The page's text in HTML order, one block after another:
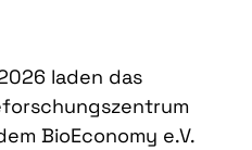
laden das
BioEconomy e.V.